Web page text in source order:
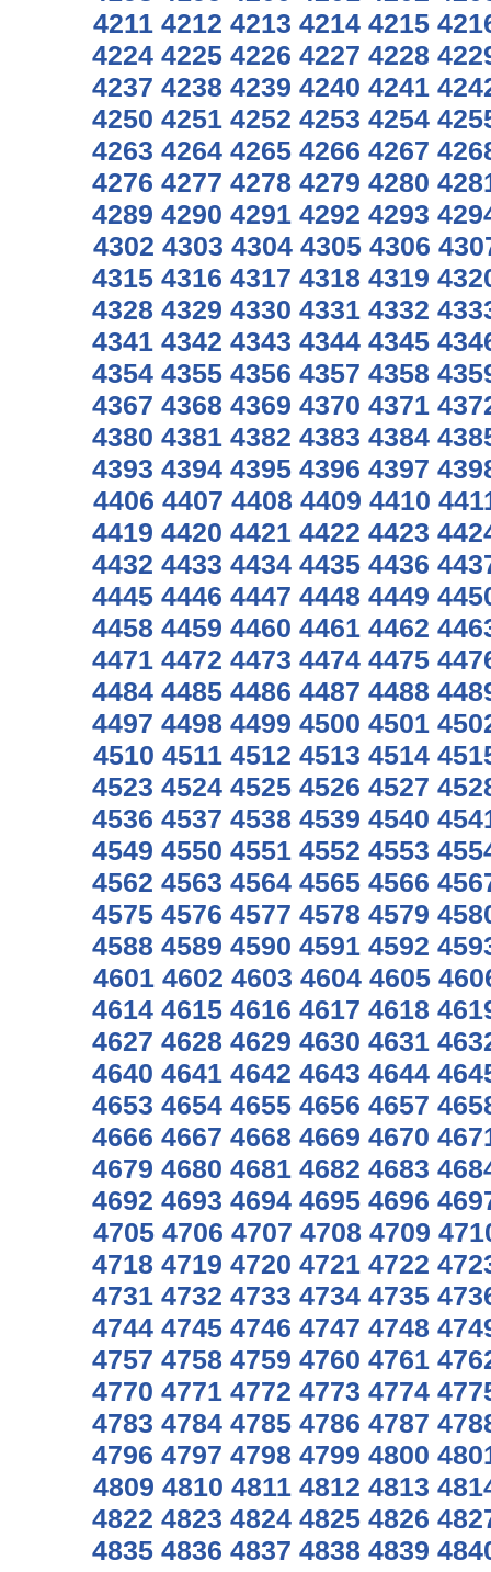
4211 4212 4213 4214 4215
4224 4225 4226 4227 4228
4237 4238 4239 4240 4241
4250 4251 4252 4253 4254
4263 4264 4265 4266 4267
4276 4277 4278 4279 4280
4289 4290 4291 4292 4293
4302 4303 4304 4305 4306
4315 4316 4317 4318 4319
4328 4329 4330 4331 4332
4341 4342 4343 4344 4345
4354 4355 4356 4357 4358
4367 4368 4369 4370 4371
4380 4381 4382 4383 4384
4393 4394 4395 4396 4397
4406 4407 4408 4409 4410
4419 4420 4421 4422 4423
4432 4433 4434 4435 4436
4445 4446 4447 4448 4449
4458 4459 4460 4461 4462
4471 4472 4473 4474 4475
4484 4485 4486 4487 4488
4497 4498 4499 4500 4501
4510 4511 4512 4513 4514
4523 4524 4525 4526 4527
4536 4537 4538 4539 4540
4549 4550 4551 4552 4553
4562 4563 4564 4565 4566
4575 4576 4577 4578 4579
4588 4589 4590 4591 4592
4601 4602 4603 4604 4605
4614 4615 4616 4617 4618
4627 4628 4629 4630 4631
4640 4641 4642 4643 4644
4653 4654 4655 4656 4657
4666 4667 4668 4669 4670
4679 4680 4681 4682 4683
4692 4693 4694 4695 4696
4705 4706 4707 4708 4709
4718 4719 4720 4721 4722
4731 4732 4733 4734 4735
4744 4745 4746 4747 4748
4757 4758 4759 4760 4761
4770 4771 4772 4773 4774
4783 4784 4785 4786 4787
4796 4797 4798 4799 4800
4809 4810 4811 4812 4813
4822 4823 4824 4825 4826
4835 4836 4837 4838 4839